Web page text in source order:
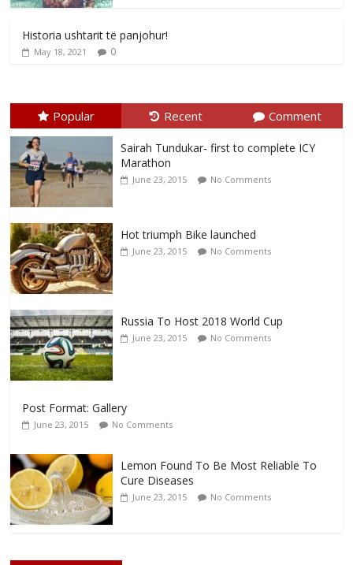
Historia ushtarit të panjohur!
May 18, 2021 0
Popular Recent Comment
Sairah Tundukar- first to complete ICY
Marathon
June 23, 2015 No Comments
Hot triumph Bike launched
June 23, 2015 No Comments
Russia To Host 2018 World Cup
June 23, 2015 No Comments
Post Format: Gallery
June 23, 2015 No Comments
Lemon Found To Be Most Reliable To
Cure Diseases
June 23, 2015 No Comments